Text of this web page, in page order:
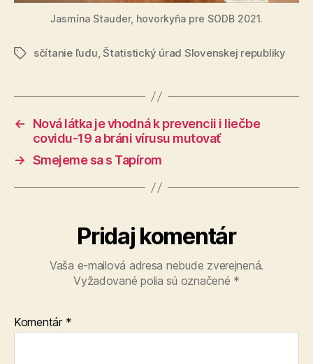
Jasmína Stauder, hovorkyňa pre SODB 2021.
Značkysčítanie ľudu,Štatistický úrad Slovenskej republiky
←
Nová látka je vhodná k prevencii i liečbe
covidu-19 a bráni vírusu mutovať
→ Smejeme sa s Tapírom
Pridaj komentár
Vaša e-mailová adresa nebude zverejnená.
Vyžadované polia sú označené *
Komentár *